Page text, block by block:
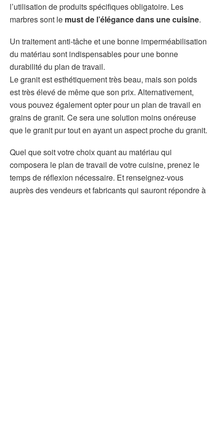
l’utilisation de produits spécifiques obligatoire. Les
marbres sont le must de l’élégance dans une cuisine.
Un traitement anti-tâche et une bonne imperméabilisation
du matériau sont indispensables pour une bonne
durabilité du plan de travail.
Le granit est esthétiquement très beau, mais son poids
est très élevé de même que son prix. Alternativement,
vous pouvez également opter pour un plan de travail en
grains de granit. Ce sera une solution moins onéreuse
que le granit pur tout en ayant un aspect proche du granit.
Quel que soit votre choix quant au matériau qui
composera le plan de travail de votre cuisine, prenez le
temps de réflexion nécessaire. Et renseignez-vous
auprès des vendeurs et fabricants qui sauront répondre à